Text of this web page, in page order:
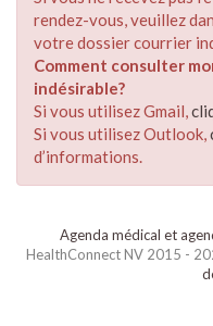
rendez-vous, veuillez
votre dossier courrier
Comment consulter
indésirable?
Si vous utilisez Gmail,
Si vous utilisez Outlook,
d’informations.
Agenda médical et
HealthConnect NV 2015 -